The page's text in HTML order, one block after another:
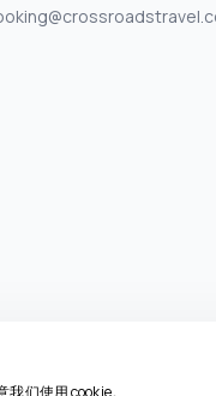
们使用 cookie。